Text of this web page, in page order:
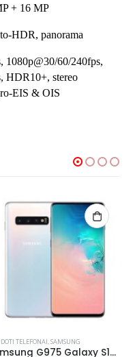
+ 16 MP
HDR, panorama
1080p@30/60/240fps,
HDR10+, stereo
EIS & OIS
TELEFONAI,SAMSUNG
Samsung G975 Galaxy S10 Plus 128 GB (naudotas)